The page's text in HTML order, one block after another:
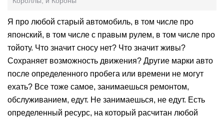
Я про любой старый автомобиль, в том числе про
японский, в том числе с правым рулем, в том числе про
тойоту. Что значит сносу нет? Что значит живы?
Сохраняет возможность движения? Другие марки авто
после определенного пробега или времени не могут
ехать? Все тоже самое, занимаешься ремонтом,
обслуживанием, едут. Не занимаешься, не едут. Есть
определенный ресурс, на который расчитан любой